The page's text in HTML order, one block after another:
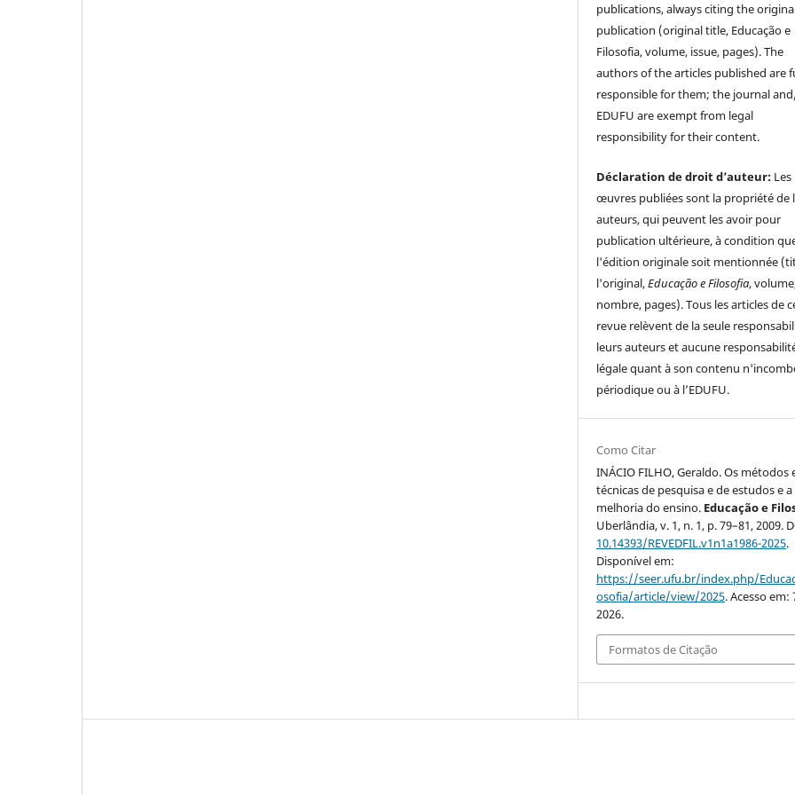
publications, always citing the
publication (original title, Educação e
Filosofia, volume, issue, pages). The
authors of the articles published are
responsible for them; the journal
EDUFU are exempt from legal
responsibility for their content.
Déclaration de droit d’auteur: Les
œuvres publiées sont la propriété de
auteurs, qui peuvent les avoir pour
publication ultérieure, à condition
l'édition originale soit mentionnée
l'original,Educação e Filosofia,
nombre, pages). Tous les articles de
revue relèvent de la seule
leurs auteurs et aucune
légale quant à son contenu
périodique ou à l’EDUFU.
Como Citar
INÁCIO FILHO, Geraldo. Os métodos
técnicas de pesquisa e de estudos e a
melhoria do ensino. Educação e
Uberlândia, v. 1, n. 1, p. 79–81, 2009.
10.14393/REVEDFIL.v1n1a1986-2025.
Disponível em:
https://seer.ufu.br/index.php/
osofia/article/view/2025. Acesso em:
2026.
Formatos de Citação